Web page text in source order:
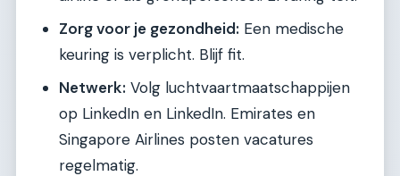
Zorg voor je gezondheid: Een medische
keuring is verplicht. Blijf fit.
Netwerk: Volg luchtvaartmaatschappijen
op LinkedIn en LinkedIn. Emirates en
Singapore Airlines posten vacatures
regelmatig.